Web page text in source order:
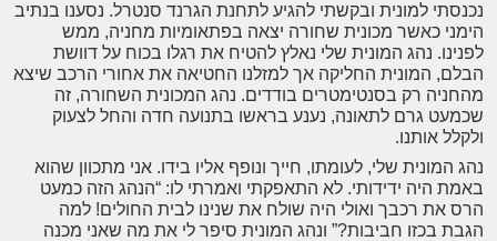
נכנסתי למונית ובקשתי להגיע לתחנת הגרנד סנטרל. נסענו בנתיב
הימני כאשר מכונית שחורה יצאה בפתאומיות מחניה, ממש
לפנינו. נהג המונית שלי נאלץ להטיח את רגלו בכוח על דוושת
הבלם, המונית החליקה אך למזלנו החטיאה את אחורי הרכב שיצא
מהחניה רק בסנטימטרים בודדים. נהג המכונית השחורה, זה
שכמעט גרם לתאונה, נענע בראשו בתנועה חדה והחל לצעוק
ולקלל אותנו.
נהג המונית שלי, לעומתו, חייך ונופף אליו בידו. אני מתכוון שהוא
באמת היה ידידותי. לא התאפקתי ואמרתי לו: “הנהג הזה כמעט
הרס את רכבך ואולי היה שולח את שנינו לבית החולים! למה
הגבת בכזו חביבות?” ונהג המונית סיפר לי את מה שאני מכנה